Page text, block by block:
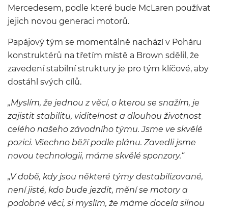
Mercedesem, podle které bude McLaren používat
jejich novou generaci motorů.
Papájový tým se momentálně nachází v Poháru
konstruktérů na třetím místě a Brown sdělil, že
zavedení stabilní struktury je pro tým klíčové, aby
dostáhl svých cílů.
„Myslím, že jednou z věcí, o kterou se snažím, je
zajistit stabilitu, viditelnost a dlouhou životnost
celého našeho závodního týmu. Jsme ve skvělé
pozici. Všechno běží podle plánu. Zavedli jsme
novou technologii, máme skvělé sponzory.“
„V době, kdy jsou některé týmy destabilizované,
není jisté, kdo bude jezdit, mění se motory a
podobné věci, si myslím, že máme docela silnou